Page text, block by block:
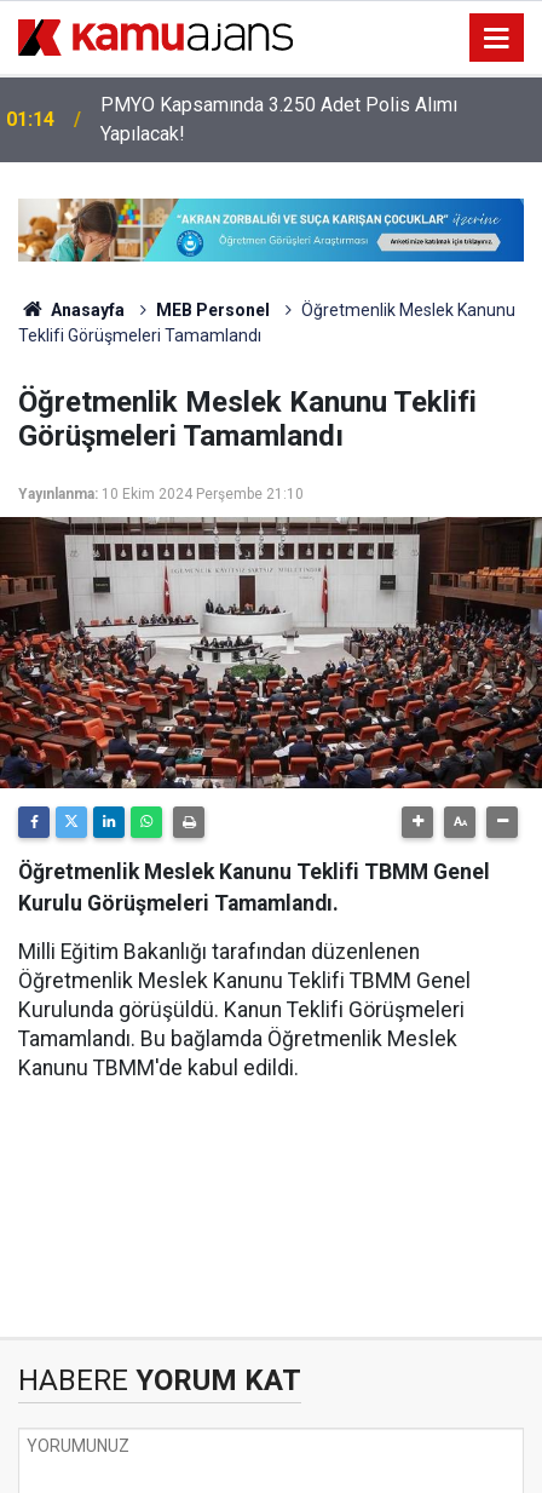
00:57
Erciyes Üniversitesi KPSS Puanıyla 204 Adet
Sağlık Personeli Alımı Yapacak
Anasayfa MEB Personel
Öğretmenlik Meslek Kanunu
Teklifi Görüşmeleri Tamamlandı
Öğretmenlik Meslek Kanunu Teklifi
Görüşmeleri Tamamlandı
Yayınlanma: 10 Ekim 2024 Perşembe 21:10
Öğretmenlik Meslek Kanunu Teklifi TBMM Genel
Kurulu Görüşmeleri Tamamlandı.
Milli Eğitim Bakanlığı tarafından düzenlenen
Öğretmenlik Meslek Kanunu Teklifi TBMM Genel
Kurulunda görüşüldü. Kanun Teklifi Görüşmeleri
Tamamlandı. Bu bağlamda Öğretmenlik Meslek
Kanunu TBMM'de kabul edildi.
HABERE YORUM KAT